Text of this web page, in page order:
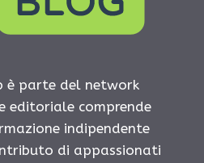
è parte del network
editoriale comprende
indipendente
di appassionati